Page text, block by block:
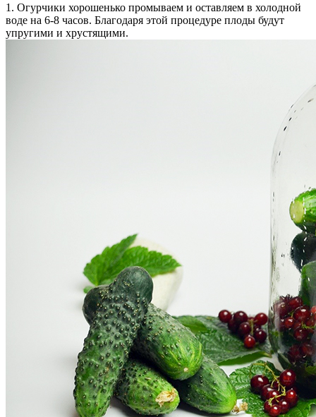
1. Огурчики хорошенько промываем и оставляем в холодной
воде на 6-8 часов. Благодаря этой процедуре плоды будут
упругими и хрустящими.